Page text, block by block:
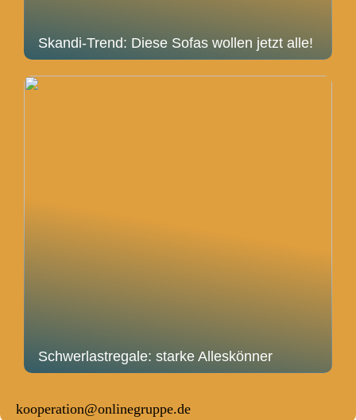
Skandi-Trend: Diese Sofas wollen jetzt alle!
Schwerlastregale: starke Alleskönner
kooperation@onlinegruppe.de